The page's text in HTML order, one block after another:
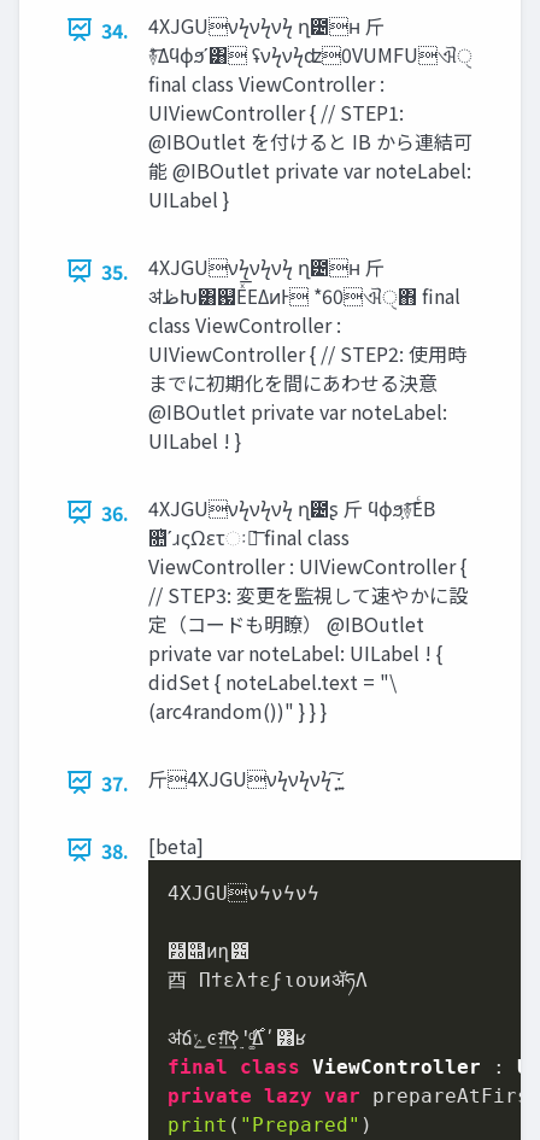
34.
4XJGUνϟνϟνϟ ղ౴ʜ ⽄
࿈݁ͤ͞Δϥϕϧʹ͸ ʢνϟνϟʣ0VUMFUଐੑ
final class ViewController :
UIViewController { // STEP1:
@IBOutlet を付けると IB から連結可
能 @IBOutlet private var noteLabel:
UILabel }
35.
4XJGUνϟνϟνϟ ղ౴ʜ ⽄
ॳ‫ظ‬Խ͸஗Εͯ͞ΕΔͷͰ *60ଐੑ΋ final
class ViewController :
UIViewController { // STEP2: 使用時
までに初期化を間にあわせる決意
@IBOutlet private var noteLabel:
UILabel ! }
36.
4XJGUνϟνϟνϟ ղ౴ʂ ⽄ ϥϕϧ͕࿈݁͞ΕͨΒ
௚ͪʹɹςΩετઃఆ͞ final class
ViewController : UIViewController {
// STEP3: 変更を監視して速やかに設
定（コードも明瞭） @IBOutlet
private var noteLabel: UILabel ! {
didSet { noteLabel.text = "\
(arc4random())" } } }
37. ⽄4XJGUνϟνϟνϟ ͓͠·͍
38. [beta]
4XJGUνϟνϟνϟ
໰୊̍ͷղ౴
⾣ ΠϯελϯεϝιουͷॲཧΛ
final
class ViewController :
private lazy var
print ( "Prepared"